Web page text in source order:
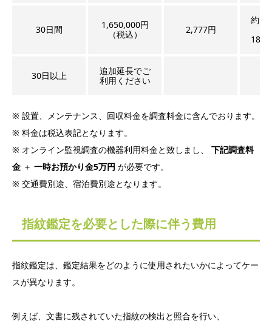
30日間
1,650,000円
（税込）
2,777円
約
30日以上
追加延長でご
利用ください
※ 設置、メンテナンス、回収料金を調査料金に含んでおります。
※ 料金は税込表記となります。
※ オンライン監視調査の機器利用料金と致しまし、 下記調査料
金 ＋ 一時お預かり金5万円 が必要です。
※ 交通費別途、宿泊費別途となります。
指紋鑑定を必要とした際に伴う費用
指紋鑑定は、鑑定結果をどのように使用されたいかによってケー
スが異なります。
例えば、文書に残されていた指紋の検出と照合を行い、